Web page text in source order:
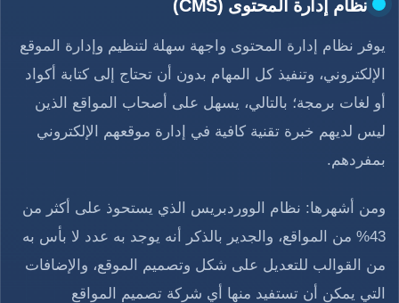
نظام إدارة المحتوى (CMS)
يوفر نظام إدارة المحتوى واجهة سهلة لتنظيم وإدارة الموقع
الإلكتروني، وتنفيذ كل المهام بدون أن تحتاج إلى كتابة أكواد
أو لغات برمجة؛ بالتالي، يسهل على أصحاب المواقع الذين
ليس لديهم خبرة تقنية كافية في إدارة موقعهم الإلكتروني
بمفردهم.
ومن أشهرها: نظام الووردبريس الذي يستحوذ على أكثر من
43% من المواقع، والجدير بالذكر أنه يوجد به عدد لا بأس به
من القوالب للتعديل على شكل وتصميم الموقع، والإضافات
التي يمكن أن تستفيد منها أي شركة تصميم المواقع